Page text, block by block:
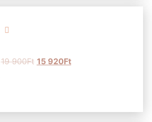
19 900Ft 15 920Ft